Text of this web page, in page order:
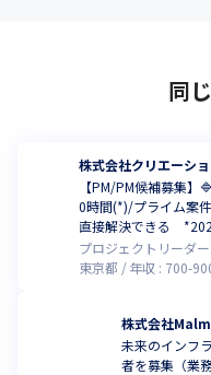
同
株式会社クリエーシ
【PM/PM候補募集
0時間(*)/プライム案
直接解決できる
プロジェクトリーダー
東京都
年収 : 700-
株式会社
未来のインフ
者を募集（業務